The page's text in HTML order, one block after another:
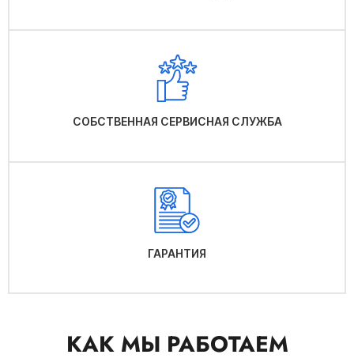
СОБСТВЕННАЯ СЕРВИСНАЯ СЛУЖБА
ГАРАНТИЯ
КАК МЫ РАБОТАЕМ